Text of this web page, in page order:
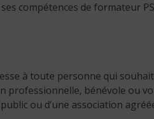
compétences de formateur
à toute personne qui
professionnelle, bénévole ou
ou d’une association